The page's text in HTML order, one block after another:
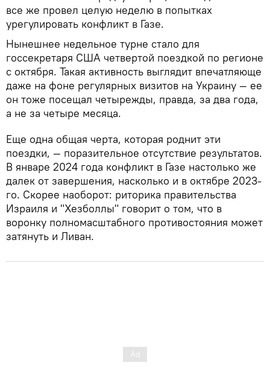
все же провел целую неделю в попытках
урегулировать конфликт в Газе.
Нынешнее недельное турне стало для
госсекретаря США четвертой поездкой по регионе
с октября. Такая активность выглядит впечатляюще
даже на фоне регулярных визитов на Украину — ее
он тоже посещал четырежды, правда, за два года,
а не за четыре месяца.
Еще одна общая черта, которая роднит эти
поездки, — поразительное отсутствие результатов.
В январе 2024 года конфликт в Газе настолько же
далек от завершения, насколько и в октябре 2023-
го. Скорее наоборот: риторика правительства
Израиля и "Хезболлы" говорит о том, что в
воронку полномасштабного противостояния может
затянуть и Ливан.